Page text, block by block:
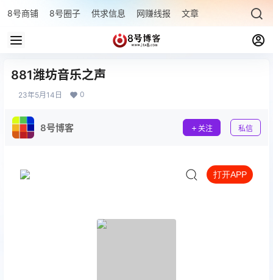
8号商铺 8号圈子 供求信息 网赚线报 文章专题 最新文章
881潍坊音乐之声
23年5月14日 0
8号博客 关注 私信